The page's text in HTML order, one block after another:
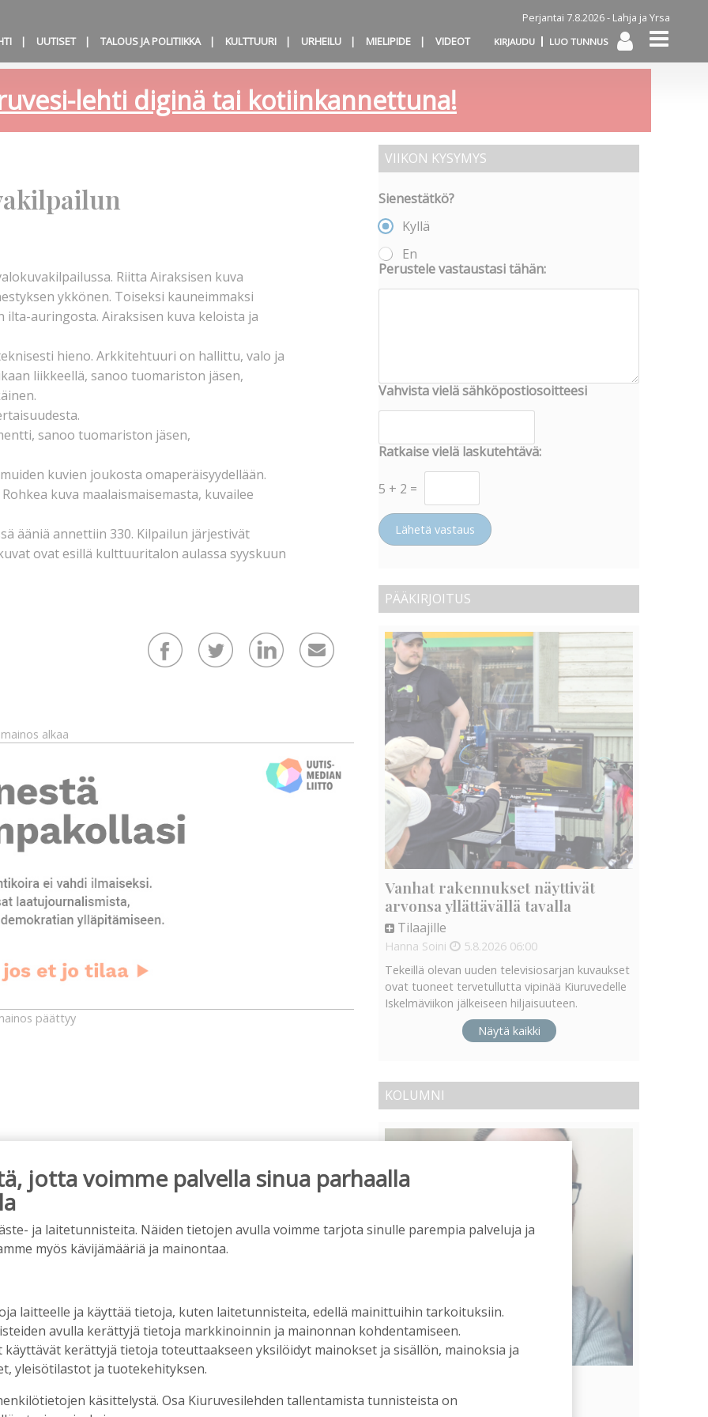
Perjantai 7.8.2026 - Lahja ja Yrsa
UUTISET TALOUS JA POLITIIKKA KULTTUURI URHEILU MIELIPIDE VIDEOT KIRJAUDU LUO TUNNUS
lehti diginä tai kotiinkannettuna!
Riitta Airaksisen kuva
ykkönen. Toiseksi kauneimmaksi
ilta-auringosta. Airaksisen kuva keloista ja
hieno. Arkkitehtuuri on hallittu, valo ja
liikkeellä, sanoo tuomariston jäsen,
sanoo tuomariston jäsen,
kuvien joukosta omaperäisyydellään.
kuva maalaismaisemasta, kuvailee
ääniä annettiin 330. Kilpailun järjestivät
ovat esillä kulttuuritalon aulassa syyskuun
mainos alkaa
päättyy
tiet, rahoitusasiat, työllisyys, lääkäripula… –
kanssa piisasi keskustelunaiheita
vahvistui – korkotason muutos heijastui
VIIKON KYSYMYS
Sienestätkö?
Kyllä
En
Perustele vastaustasi tähän:
Vahvista vielä sähköpostiosoitteesi
Ratkaise vielä laskutehtävä:
5 + 2 =
Lähetä vastaus
PÄÄKIRJOITUS
Vanhat rakennukset näyttivät
arvonsa yllättävällä tavalla
Tilaajille
Hanna Soini 5.8.2026 06:00
Tekeillä olevan uuden televisiosarjan kuvaukset
ovat tuoneet tervetullutta vipinää Kiuruvedelle
Iskelmäviikon jälkeiseen hiljaisuuteen.
Näytä kaikki
KOLUMNI
Aku Laatikainen
jotta voimme palvella sinua parhaalla
ja laitetunnisteita. Näiden tietojen avulla voimme tarjota sinulle parempia palveluja ja
myös kävijämääriä ja mainontaa.
laitteelle ja käyttää tietoja, kuten laitetunnisteita, edellä mainittuihin tarkoituksiin.
avulla kerättyjä tietoja markkinoinnin ja mainonnan kohdentamiseen.
kerättyjä tietoja toteuttaakseen yksilöidyt mainokset ja sisällön, mainoksia ja
yleisötilastot ja tuotekehityksen.
käsittelystä. Osa Kiuruvesilehden tallentamista tunnisteista on